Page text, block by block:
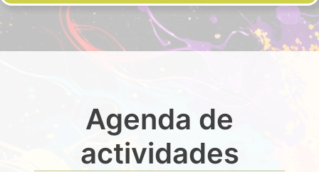
Agenda de
actividades